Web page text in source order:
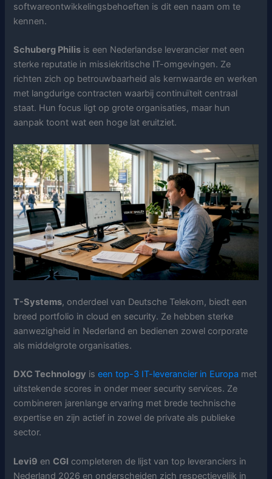
softwareontwikkelingsbehoeften is dit een naam om te
kennen.
Schuberg Philis is een Nederlandse leverancier met een
sterke reputatie in missiekritische IT-omgevingen. Ze
richten zich op betrouwbaarheid als kernwaarde en werken
met langdurige contracten waarbij continuïteit centraal
staat. Hun focus ligt op grote organisaties, maar hun
aanpak toont wat een hoge lat eruitziet.
T-Systems, onderdeel van Deutsche Telekom, biedt een
breed portfolio in cloud en security. Ze hebben sterke
aanwezigheid in Nederland en bedienen zowel corporate
als middelgrote organisaties.
DXC Technology iseen top-3 IT-leverancier in Europa met
uitstekende scores in onder meer security services. Ze
combineren jarenlange ervaring met brede technische
expertise en zijn actief in zowel de private als publieke
sector.
Levi9 en CGI completeren de lijst van top leveranciers in
Nederland 2026 en onderscheiden zich respectievelijk in